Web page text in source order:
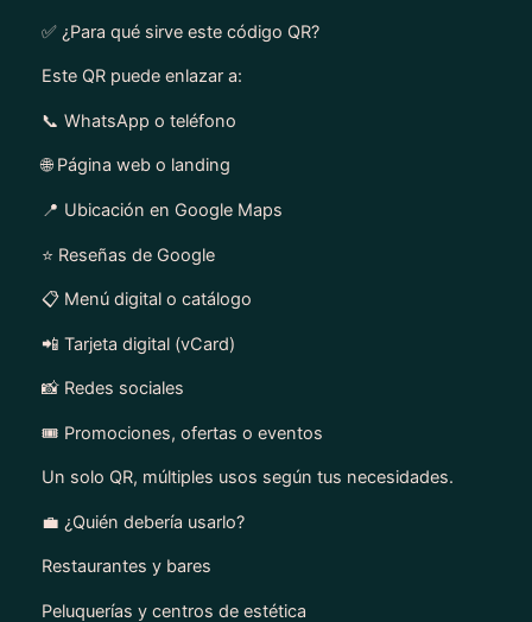
t
i
a
✅ ¿Para qué sirve este código QR?
Este QR puede enlazar a:
📞 WhatsApp o teléfono
🌐 Página web o landing
📍 Ubicación en Google Maps
⭐ Reseñas de Google
📋 Menú digital o catálogo
📲 Tarjeta digital (vCard)
📸 Redes sociales
🎟️ Promociones, ofertas o eventos
Un solo QR, múltiples usos según tus necesidades.
💼 ¿Quién debería usarlo?
Restaurantes y bares
Peluquerías y centros de estética